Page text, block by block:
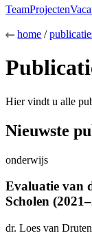
TeamProjecten
home /
Hier vindt u alle
Nieuwste
onderwijs
Evaluatie van
Scholen
dr. Loes van Druten